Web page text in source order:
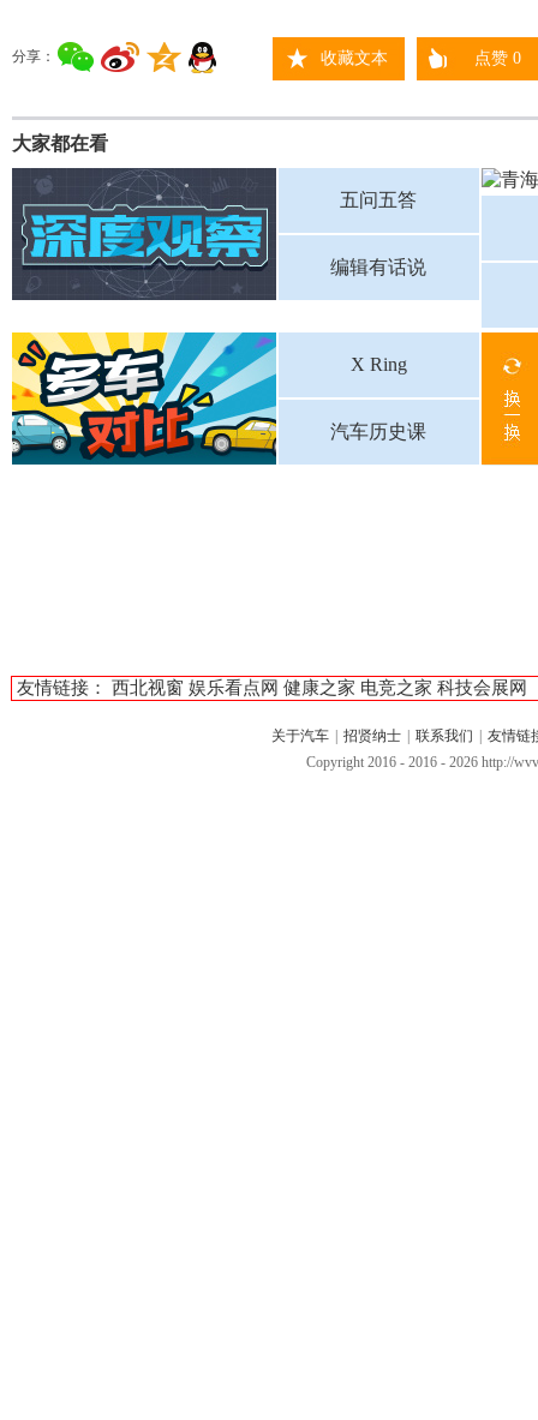
分享： 收藏文本 点赞0
大家都在看
五问五答
编辑有话说
X Ring
汽车历史课
友情链接： 西北视窗 娱乐看点网 健康之家 电竞之家 科技会展网
关于汽车 招贤纳士 联系我们
友情链
Copyright 2016 - 2016 -2026 http://